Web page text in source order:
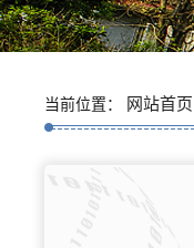
当前位置： 网站首页